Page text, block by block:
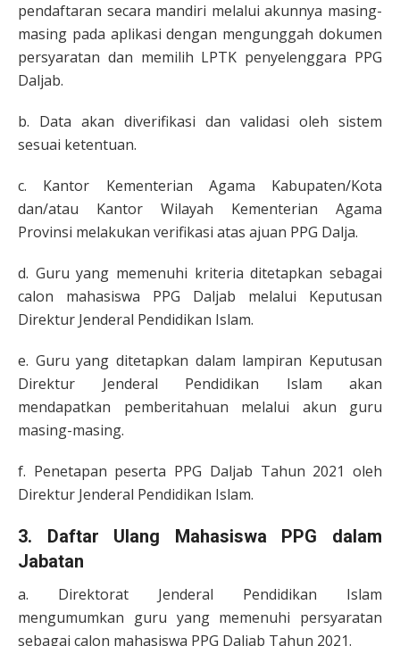
pendaftaran secara mandiri melalui akunnya masing-
masing pada aplikasi dengan mengunggah dokumen
persyaratan dan memilih LPTK penyelenggara PPG
Daljab.
b. Data akan diverifikasi dan validasi oleh sistem
sesuai ketentuan.
c. Kantor Kementerian Agama Kabupaten/Kota
dan/atau Kantor Wilayah Kementerian Agama
Provinsi melakukan verifikasi atas ajuan PPG Dalja.
d. Guru yang memenuhi kriteria ditetapkan sebagai
calon mahasiswa PPG Daljab melalui Keputusan
Direktur Jenderal Pendidikan Islam.
e. Guru yang ditetapkan dalam lampiran Keputusan
Direktur Jenderal Pendidikan Islam akan
mendapatkan pemberitahuan melalui akun guru
masing-masing.
f. Penetapan peserta PPG Daljab Tahun 2021 oleh
Direktur Jenderal Pendidikan Islam.
3. Daftar Ulang Mahasiswa PPG dalam
Jabatan
a. Direktorat Jenderal Pendidikan Islam
mengumumkan guru yang memenuhi persyaratan
sebagai calon mahasiswa PPG Daljab Tahun 2021.